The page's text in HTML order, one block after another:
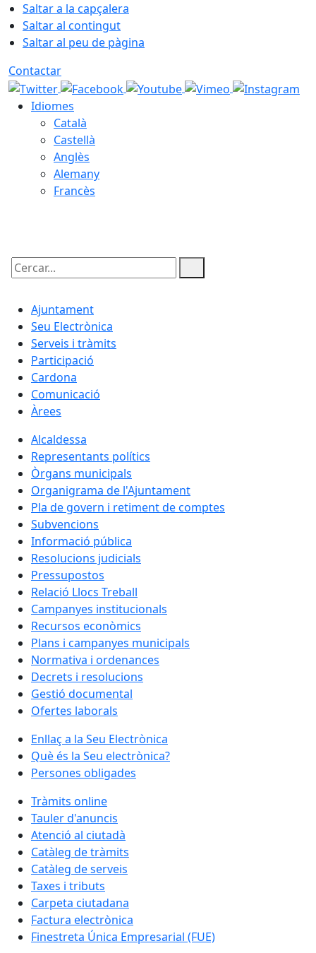
Saltar a la capçalera
Saltar al contingut
Saltar al peu de pàgina
Contactar
Idiomes
Català
Castellà
Anglès
Alemany
Francès
Cercar:
Ajuntament
Seu Electrònica
Serveis i tràmits
Participació
Cardona
Comunicació
Àrees
Alcaldessa
Representants polítics
Òrgans municipals
Organigrama de l'Ajuntament
Pla de govern i retiment de comptes
Subvencions
Informació pública
Resolucions judicials
Pressupostos
Relació Llocs Treball
Campanyes institucionals
Recursos econòmics
Plans i campanyes municipals
Normativa i ordenances
Decrets i resolucions
Gestió documental
Ofertes laborals
Enllaç a la Seu Electrònica
Què és la Seu electrònica?
Persones obligades
Tràmits online
Tauler d'anuncis
Atenció al ciutadà
Catàleg de tràmits
Catàleg de serveis
Taxes i tributs
Carpeta ciutadana
Factura electrònica
Finestreta Única Empresarial (FUE)